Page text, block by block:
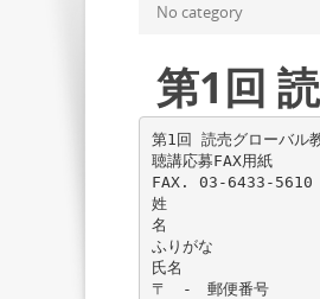
No category
第1回
第1回 読売グローバル
聴講応募FAX用紙
FAX. 03-6433-5610
姓
名
ふりがな
氏名
〒 - 郵便番号